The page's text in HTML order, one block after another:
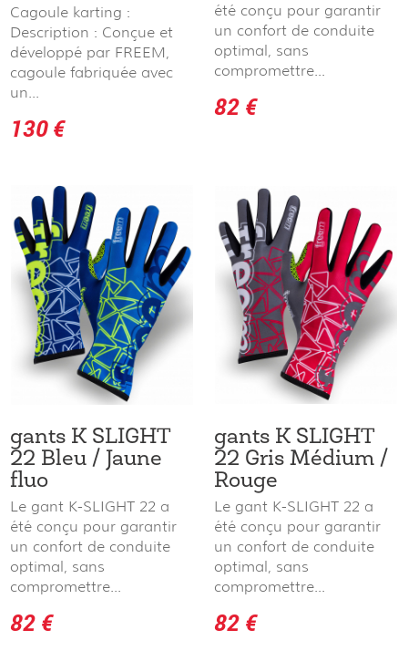
Cagoule karting :
Description : Conçue et
développé par FREEM,
cagoule fabriquée avec
un...
130 €
été conçu pour garantir
un confort de conduite
optimal, sans
compromettre...
82 €
gants K SLIGHT
22 Bleu / Jaune
fluo
Le gant K-SLIGHT 22 a
été conçu pour garantir
un confort de conduite
optimal, sans
compromettre...
82 €
gants K SLIGHT
22 Gris Médium /
Rouge
Le gant K-SLIGHT 22 a
été conçu pour garantir
un confort de conduite
optimal, sans
compromettre...
82 €